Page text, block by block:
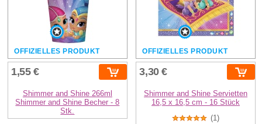
OFFIZIELLES PRODUKT
1,55 €
Shimmer and Shine 266ml
Shimmer and Shine Becher - 8
Stk.
OFFIZIELLES PRODUKT
3,30 €
Shimmer and Shine Servietten
16,5 x 16,5 cm - 16 Stück
(1)